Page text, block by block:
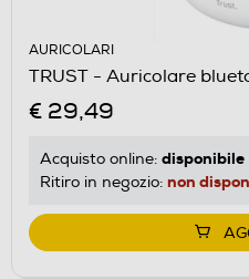
AURICOLARI
TRUST - Auricolare
€ 29,49
Acquisto online: disponibile
Ritiro in negozio: non